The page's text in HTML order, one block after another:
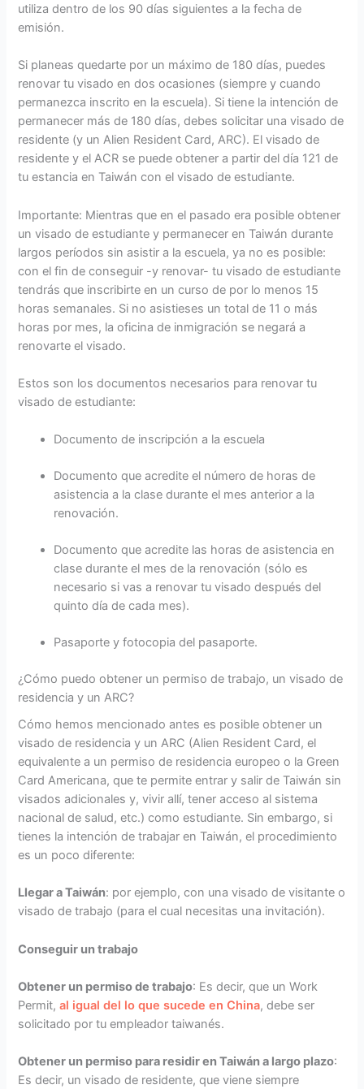
utiliza dentro de los 90 días siguientes a la fecha de
emisión.
Si planeas quedarte por un máximo de 180 días, puedes
renovar tu visado en dos ocasiones (siempre y cuando
permanezca inscrito en la escuela). Si tiene la intención de
permanecer más de 180 días, debes solicitar una visado de
residente (y un Alien Resident Card, ARC). El visado de
residente y el ACR se puede obtener a partir del día 121 de
tu estancia en Taiwán con el visado de estudiante.
Importante: Mientras que en el pasado era posible obtener
un visado de estudiante y permanecer en Taiwán durante
largos períodos sin asistir a la escuela, ya no es posible:
con el fin de conseguir -y renovar- tu visado de estudiante
tendrás que inscribirte en un curso de por lo menos 15
horas semanales. Si no asistieses un total de 11 o más
horas por mes, la oficina de inmigración se negará a
renovarte el visado.
Estos son los documentos necesarios para renovar tu
visado de estudiante:
Documento de inscripción a la escuela
Documento que acredite el número de horas de
asistencia a la clase durante el mes anterior a la
renovación.
Documento que acredite las horas de asistencia en
clase durante el mes de la renovación (sólo es
necesario si vas a renovar tu visado después del
quinto día de cada mes).
Pasaporte y fotocopia del pasaporte.
¿Cómo puedo obtener un permiso de trabajo, un visado de
residencia y un ARC?
Cómo hemos mencionado antes es posible obtener un
visado de residencia y un ARC (Alien Resident Card, el
equivalente a un permiso de residencia europeo o la Green
Card Americana, que te permite entrar y salir de Taiwán sin
visados adicionales y, vivir allí, tener acceso al sistema
nacional de salud, etc.) como estudiante. Sin embargo, si
tienes la intención de trabajar en Taiwán, el procedimiento
es un poco diferente:
Llegar a Taiwán: por ejemplo, con una visado de visitante o
visado de trabajo (para el cual necesitas una invitación).
Conseguir un trabajo
Obtener un permiso de trabajo: Es decir, que un Work
Permit,al igual del lo que sucede en China, debe ser
solicitado por tu empleador taiwanés.
Obtener un permiso para residir en Taiwán a largo plazo:
Es decir, un visado de residente, que viene siempre